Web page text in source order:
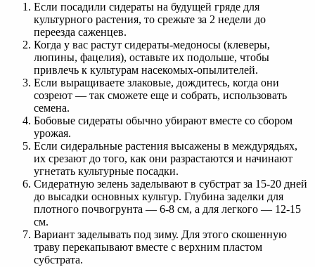
Если посадили сидераты на будущей гряде для
культурного растения, то срежьте за 2 недели до
переезда саженцев.
Когда у вас растут сидераты-медоносы (клеверы,
люпины, фацелия), оставьте их подольше, чтобы
привлечь к культурам насекомых-опылителей.
Если выращиваете злаковые, дождитесь, когда они
созреют — так сможете еще и собрать, использовать
семена.
Бобовые сидераты обычно убирают вместе со сбором
урожая.
Если сидеральные растения высажены в междурядьях,
их срезают до того, как они разрастаются и начинают
угнетать культурные посадки.
Сидератную зелень заделывают в субстрат за 15-20 дней
до высадки основных культур. Глубина заделки для
плотного почвогрунта — 6-8 см, а для легкого — 12-15
см.
Вариант заделывать под зиму. Для этого скошенную
траву перекапывают вместе с верхним пластом
субстрата.